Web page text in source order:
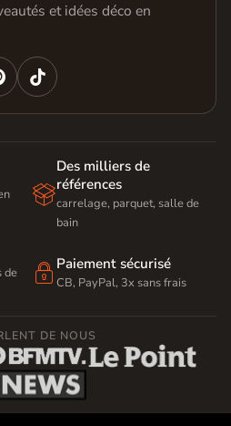
et idées déco en

Des milliers de
références
carrelage, parquet, salle de
bain
de
 Paiement sécurisé
CB, PayPal, 3x sans frais
DE NOUS